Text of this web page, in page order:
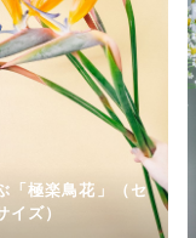
「極楽鳥花」（セ
イズ）